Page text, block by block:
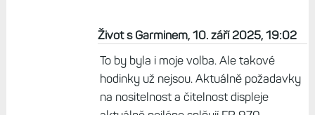
Jiří V. , 10. září 2025, 17:40
Jako mně se taky E3 líbí, jenže pro mě je to
tlustý popelník. Někde tu zaznělo, že by je